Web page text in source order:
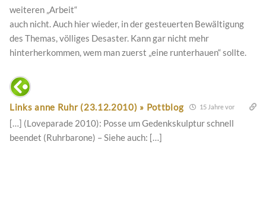
weiteren „Arbeit“
auch nicht. Auch hier wieder, in der gesteuerten Bewältigung
des Themas, völliges Desaster. Kann gar nicht mehr
hinterherkommen, wem man zuerst „eine runterhauen“ sollte.
Links anne Ruhr (23.12.2010) » Pottblog 15 Jahre vor
[…] (Loveparade 2010): Posse um Gedenkskulptur schnell
beendet (Ruhrbarone) – Siehe auch: […]